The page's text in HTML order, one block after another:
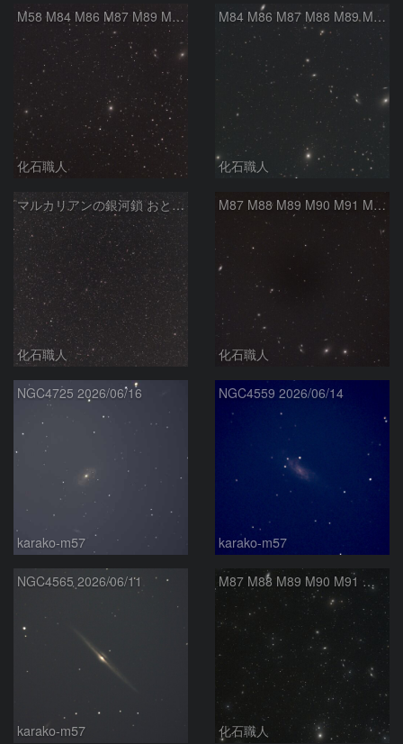
M58 M84 M86 M87 M89 M90 マルカリアンの銀河鎖 おとめ座 かみのけ座
化石職人
M84 M86 M87 M88 M89 M90 M91 マルカリアンの銀河鎖 おとめ座 かみのけ座
化石職人
マルカリアンの銀河鎖 おとめ座・ かみのけ座の銀河
化石職人
M87 M88 M89 M90 M91 M100 マルカリアンの銀河鎖 おとめ座 かみのけ座
化石職人
NGC4725 2026/06/16
karako-m57
NGC4559 2026/06/14
karako-m57
NGC4565 2026/06/11
karako-m57
M87 M88 M89 M90 M91 マルカリアンの銀河鎖 おとめ座 かみのけ座
化石職人